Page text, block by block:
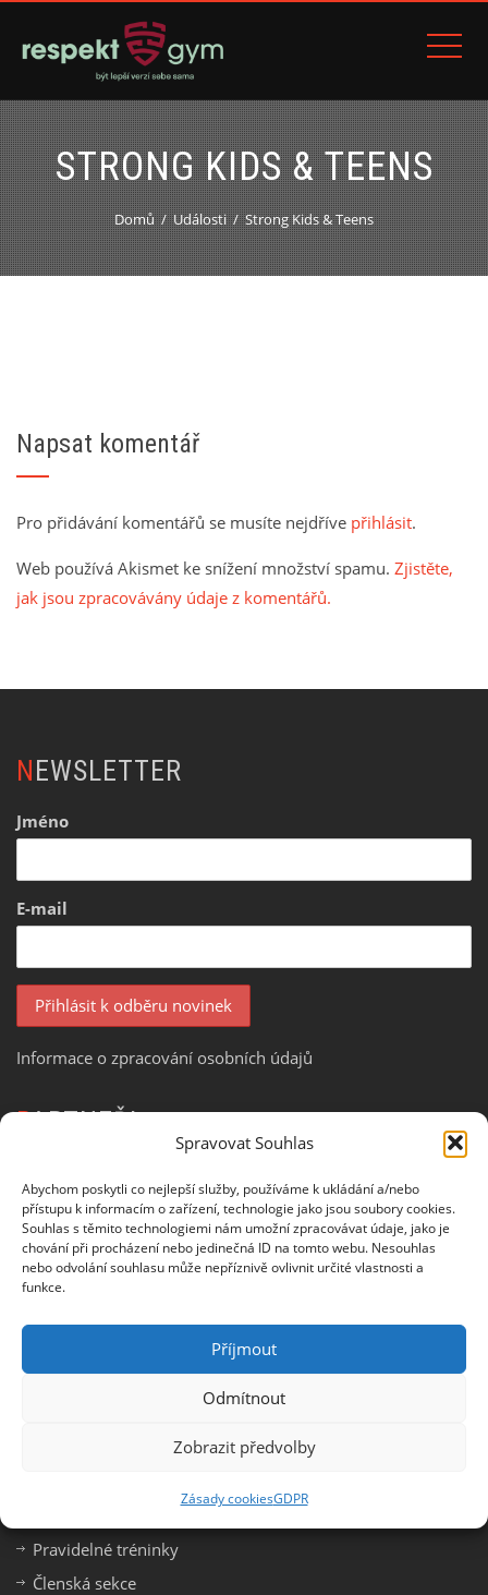
Spravovat Souhlas
Abychom poskytli co nejlepší služby, používáme k ukládání a/nebo
přístupu k informacím o zařízení, technologie jako jsou soubory cookies.
Souhlas s těmito technologiemi nám umožní zpracovávat údaje, jako je
chování při procházení nebo jedinečná ID na tomto webu. Nesouhlas
nebo odvolání souhlasu může nepříznivě ovlivnit určité vlastnosti a
funkce.
Příjmout
Odmítnout
Zobrazit předvolby
Zásady cookiesGDPR
STRONG KIDS & TEENS
Domů Události Strong Kids & Teens
Napsat komentář
Pro přidávání komentářů se musíte nejdříve přihlásit.
Web používá Akismet ke snížení množství spamu. Zjistěte,
jak jsou zpracovávány údaje z komentářů.
NEWSLETTER
Jméno
E-mail
Informace o zpracování osobních údajů
PARTNEŘI
OHODNOŤTE NÁS NA
DŮLEŽITÉ ODKAZY
Pravidelné tréninky
Členská sekce